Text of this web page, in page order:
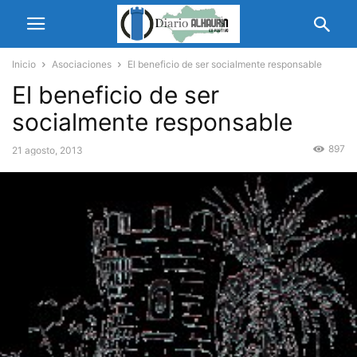
Inicio Asociaciones El beneficio de ser socialmente responsable
El beneficio de ser
socialmente responsable
21 agosto, 2013 897